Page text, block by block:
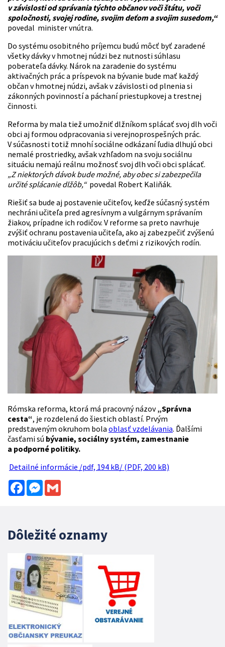
v závislosti od správania týchto občanov voči štátu, voči
spoločnosti, svojej rodine, svojim deťom a svojim susedom,“
povedal minister vnútra.
Do systému osobitného príjemcu budú môcť byť zaradené
všetky dávky v hmotnej núdzi bez nutnosti súhlasu
poberateľa dávky. Nárok na zaradenie do systému
aktivačných prác a príspevok na bývanie bude mať každý
občan v hmotnej núdzi, avšak v závislosti od plnenia si
zákonných povinností a páchaní priestupkovej a trestnej
činnosti.
Reforma by mala tiež umožniť dlžníkom splácať svoj dlh voči
obci aj formou odpracovania si verejnoprospešných prác.
V súčasnosti totiž mnohí sociálne odkázaní ľudia dlhujú obci
nemalé prostriedky, avšak vzhľadom na svoju sociálnu
situáciu nemajú reálnu možnosť svoj dlh voči obci splácať.
„Z niektorých dávok bude možné, aby obec si zabezpečila
určité splácanie dlžôb,“ povedal Robert Kaliňák.
Riešiť sa bude aj postavenie učiteľov, keďže súčasný systém
nechráni učiteľa pred agresívnym a vulgárnym správaním
žiakov, prípadne ich rodičov. V reforme sa preto navrhuje
zvýšiť ochranu postavenia učiteľa, ako aj zabezpečiť zvýšenú
motiváciu učiteľov pracujúcich s deťmi z rizikových rodín.
Rómska reforma, ktorá má pracovný názov„Správna
cesta“, je rozdelená do šiestich oblastí. Prvým
predstaveným okruhom bola oblasť vzdelávania. Ďalšími
časťami sú bývanie, sociálny systém, zamestnanie
a podporné politiky.
Detailné informácie /pdf, 194 kB/ (PDF, 200 kB)
FacebookMessenger
Dôležité oznamy